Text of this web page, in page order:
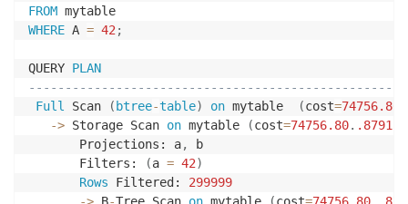
FROM
WHERE A = 42 ;
QUERY PLAN
Full
Scan ( btree-table) on mytable (cost=74756.80
-> Storage Scan on mytable (cost=74756.80. .87915
       Projections: a
,
b
       Filters:
(a = 42)
Rows Filtered: 299999